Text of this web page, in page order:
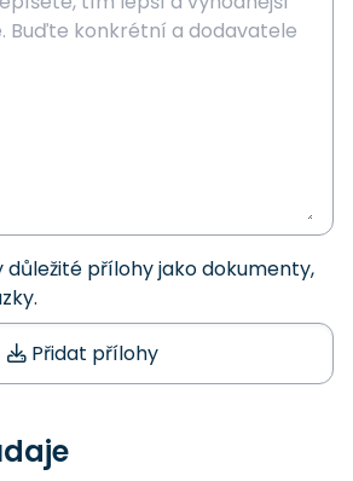
důležité přílohy jako dokumenty,
Přidat přílohy